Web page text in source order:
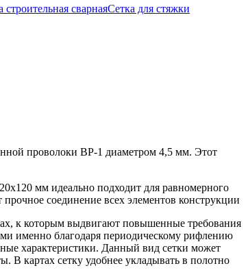
строительная сварнаяСетка для стяжки
проволоки ВР-1 диаметром 4,5 мм. Этот
мм идеально подходит для равномерного
соединение всех элементов конструкции
к которым выдвигают повышенные требования
именно благодаря периодическому рифлению
характеристики. Данный вид сетки может
В картах сетку удобнее укладывать в полотно